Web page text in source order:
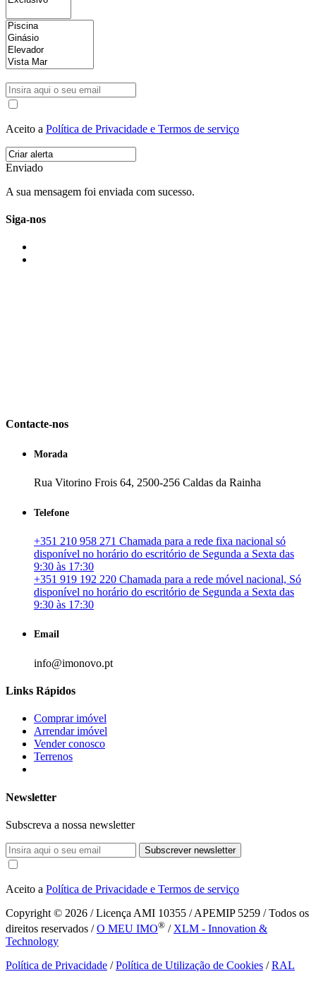
Aceito a Política de Privacidade e Termos de serviço
Enviado
A sua mensagem foi enviada com sucesso.
Siga-nos
Contacte-nos
Morada
Rua Vitorino Frois 64, 2500-256 Caldas da Rainha
Telefone
+351 210 958 271 Chamada para a rede fixa nacional só
disponível no horário do escritório de Segunda a Sexta das
9:30 às 17:30
+351 919 192 220 Chamada para a rede móvel nacional, Só
disponível no horário do escritório de Segunda a Sexta das
9:30 às 17:30
Email
info@imonovo.pt
Links Rápidos
Comprar imóvel
Arrendar imóvel
Vender conosco
Terrenos
Newsletter
Subscreva a nossa newsletter
Subscrever newsletter
Aceito a Política de Privacidade e Termos de serviço
Copyright © 2026 / Licença AMI 10355 / APEMIP 5259 / Todos os
direitos reservados /O MEU IMO® / XLM - Innovation &
Technology
Política de Privacidade /Política de Utilização de Cookies /RAL